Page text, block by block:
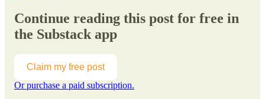
Continue reading this post for free in
the Substack app
Claim my free post
Or purchase a paid subscription.